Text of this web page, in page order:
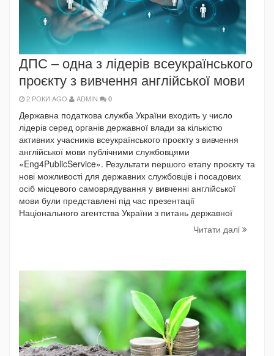
ДПС – одна з лідерів всеукраїнського
проєкту з вивчення англійської мови
2 РОКИ AGO ADMIN 0
Державна податкова служба України входить у число
лідерів серед органів державної влади за кількістю
активних учасників всеукраїнського проєкту з вивчення
англійської мови публічними службовцями
«Eng4PublicService». Результати першого етапу проєкту та
нові можливості для державних службовців і посадових
осіб місцевого самоврядування у вивченні англійської
мови були представлені під час презентації
Національного агентства України з питань державної
Читати далi